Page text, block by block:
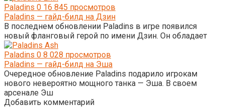
Paladins 0 16 845 просмотров
Paladins — гайд-билд на Дзин
В последнем обновлении Paladins в игре появился
новый фланговый герой по имени Дзин. Он обладает
Paladins 0 8 028 просмотров
Paladins — гайд-билд на Эша
Очередное обновление Paladins подарило игрокам
нового невероятно мощного танка — Эша. В своем
арсенале Эш
Добавить комментарий